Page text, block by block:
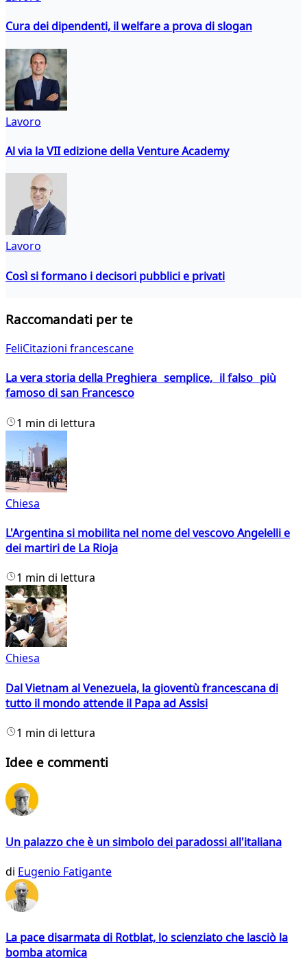
Cura dei dipendenti, il welfare a prova di slogan
Lavoro
Al via la VII edizione della Venture Academy
Lavoro
Così si formano i decisori pubblici e privati
Raccomandati per te
FeliCitazioni francescane
La vera storia della Preghiera semplice, il falso più
famoso di san Francesco
1 min di lettura
Chiesa
L'Argentina si mobilita nel nome del vescovo Angelelli e
dei martiri de La Rioja
1 min di lettura
Chiesa
Dal Vietnam al Venezuela, la gioventù francescana di
tutto il mondo attende il Papa ad Assisi
1 min di lettura
Idee e commenti
Un palazzo che è un simbolo dei paradossi all'italiana
di Eugenio Fatigante
La pace disarmata di Rotblat, lo scienziato che lasciò la
bomba atomica